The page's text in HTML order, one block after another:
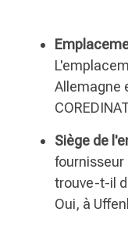
Allemagne
Siège de
trouve-t-il
Oui, à